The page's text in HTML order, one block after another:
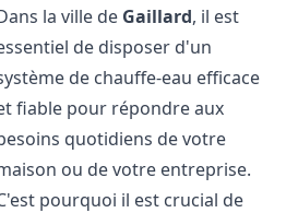
la ville de Gaillard, il est
de disposer d'un
de chauffe-eau efficace
fiable pour répondre aux
quotidiens de votre
ou de votre entreprise.
pourquoi il est crucial de